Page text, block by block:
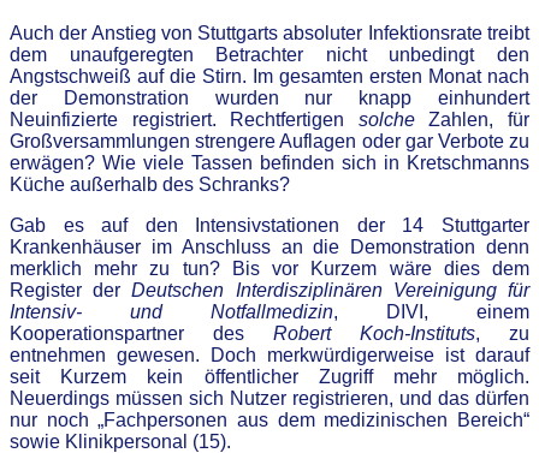
Auch der Anstieg von Stuttgarts absoluter Infektionsrate treibt
dem unaufgeregten Betrachter nicht unbedingt den
Angstschweiß auf die Stirn. Im gesamten ersten Monat nach
der Demonstration wurden nur knapp einhundert
Neuinfizierte registriert. Rechtfertigen solcheZahlen, für
Großversammlungen strengere Auflagen oder gar Verbote zu
erwägen? Wie viele Tassen befinden sich in Kretschmanns
Küche außerhalb des Schranks?
Gab es auf den Intensivstationen der 14 Stuttgarter
Krankenhäuser im Anschluss an die Demonstration denn
merklich mehr zu tun? Bis vor Kurzem wäre dies dem
Register derDeutschen Interdisziplinären Vereinigung für
Intensiv- und Notfallmedizin, DIVI, einem
Kooperationspartner des Robert Koch-Instituts, zu
entnehmen gewesen. Doch merkwürdigerweise ist darauf
seit Kurzem kein öffentlicher Zugriff mehr möglich.
Neuerdings müssen sich Nutzer registrieren, und das dürfen
nur noch „Fachpersonen aus dem medizinischen Bereich“
sowie Klinikpersonal (15).